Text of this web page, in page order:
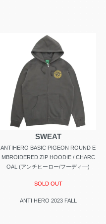
SWEAT
ANTIHERO BASIC PIGEON ROUND E
MBROIDERED ZIP HOODIE / CHARC
OAL (アンチヒーロー/フーディ―)
SOLD OUT
ANTI HERO 2023 FALL